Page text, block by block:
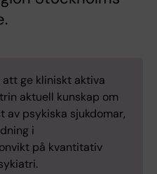
att ge kliniskt aktiva
aktuell kunskap om
av psykiska sjukdomar,
i
på kvantitativ